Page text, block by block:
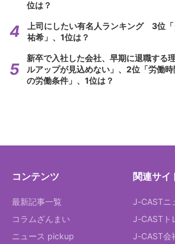
位は？
上司にしたい有名人ランキング 3位
祐希」、1位は？
新卒で入社した会社、早期に退職す
ルアップが見込めない」、2位「労働
の労働条件」、1位は？
コンテンツ
最新記事一覧
コラムざんまい
ニュース pickup
関連サイ
J-CASTニ
J-CASTト
J-CAST会